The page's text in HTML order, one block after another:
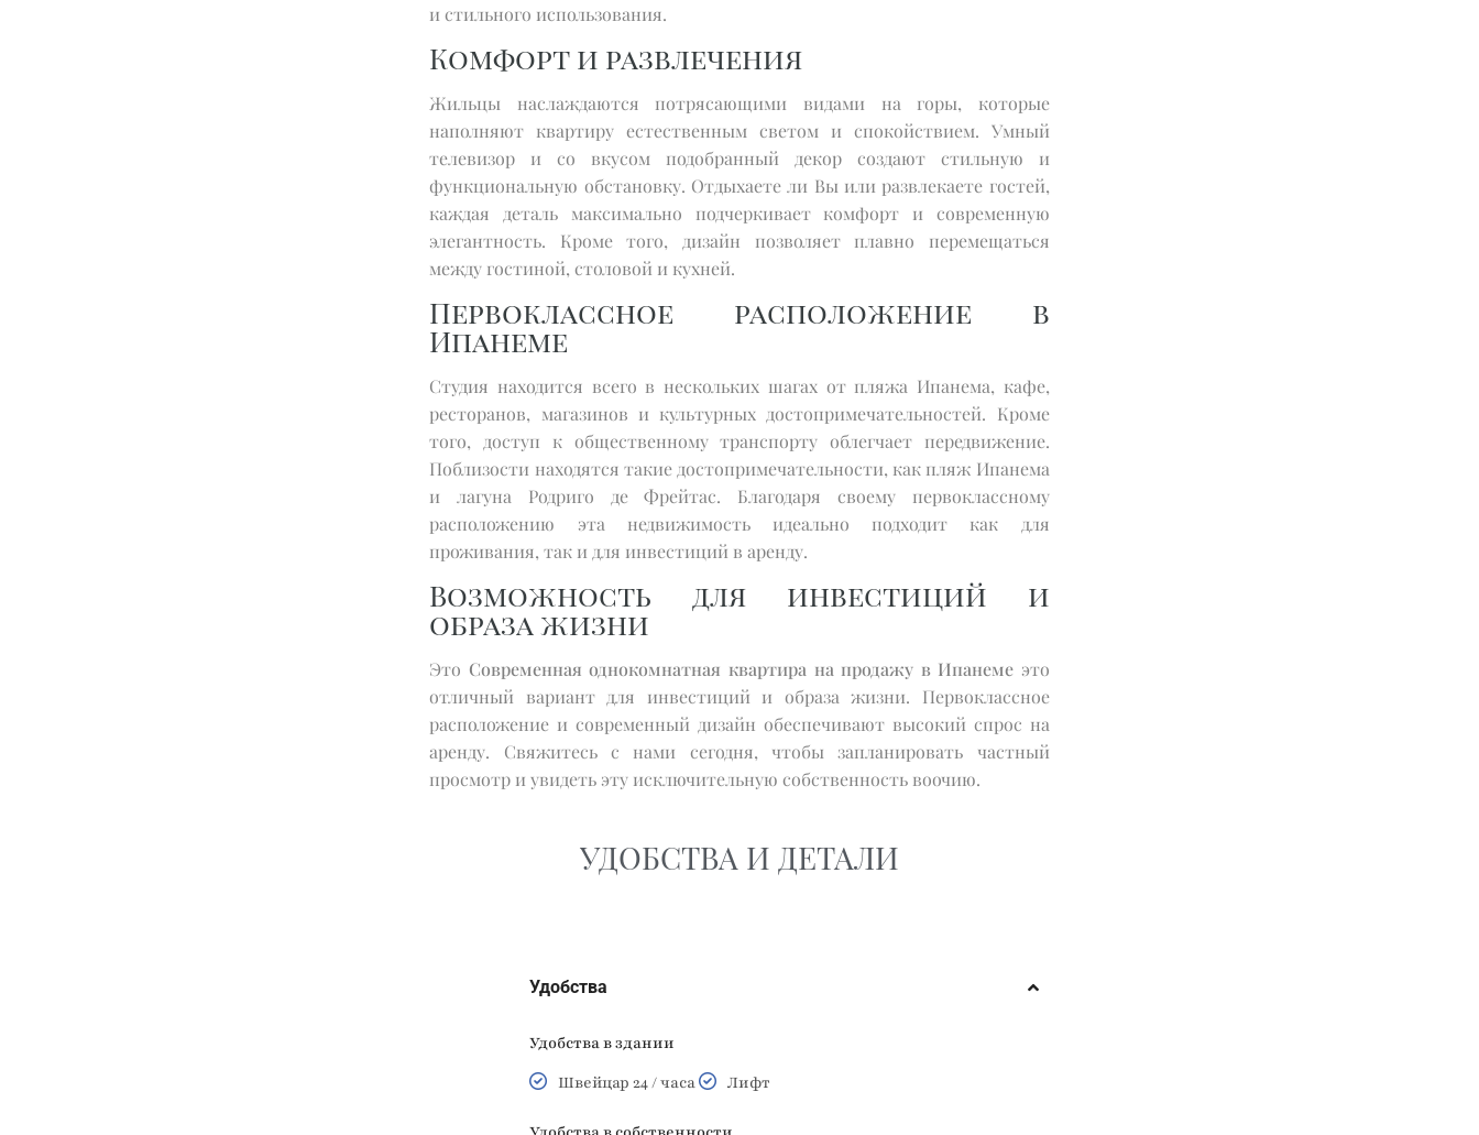
и стильного использования.
Комфорт и развлечения
Жильцы наслаждаются потрясающими видами на горы, которые
наполняют квартиру естественным светом и спокойствием. Умный
телевизор и со вкусом подобранный декор создают стильную и
функциональную обстановку. Отдыхаете ли Вы или развлекаете гостей,
каждая деталь максимально подчеркивает комфорт и современную
элегантность. Кроме того, дизайн позволяет плавно перемещаться
между гостиной, столовой и кухней.
Первоклассное расположение в
Ипанеме
Студия находится всего в нескольких шагах от пляжа Ипанема, кафе,
ресторанов, магазинов и культурных достопримечательностей. Кроме
того, доступ к общественному транспорту облегчает передвижение.
Поблизости находятся такие достопримечательности, как пляж Ипанема
и лагуна Родриго де Фрейтас. Благодаря своему первоклассному
расположению эта недвижимость идеально подходит как для
проживания, так и для инвестиций в аренду.
Возможность для инвестиций и
образа жизни
Это Современная однокомнатная квартира на продажу в Ипанеме это
отличный вариант для инвестиций и образа жизни. Первоклассное
расположение и современный дизайн обеспечивают высокий спрос на
аренду. Свяжитесь с нами сегодня, чтобы запланировать частный
просмотр и увидеть эту исключительную собственность воочию.
УДОБСТВА И ДЕТАЛИ
Удобства
Удобства в здании
Швейцар 24 / часа
Лифт